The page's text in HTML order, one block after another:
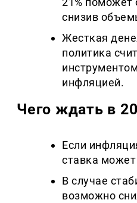
снизив
Жесткая
политика
инфляцией.
Чего ждать в
Если
ставка
В случае
возможно